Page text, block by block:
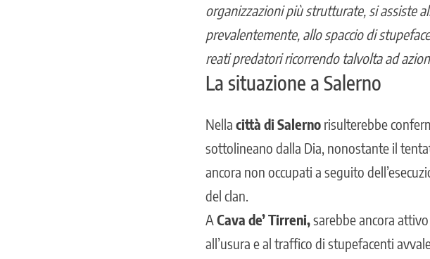
organizzazioni più strutturate, si assiste
prevalentemente, allo spaccio di
reati predatori ricorrendo talvolta ad
La situazione a Salerno
Nella città di Salerno risulterebbe
sottolineano dalla Dia, nonostante il
ancora non occupati a seguito
del clan.
A Cava de’ Tirreni,sarebbe ancora
all’usura e al traffico di stupefacenti